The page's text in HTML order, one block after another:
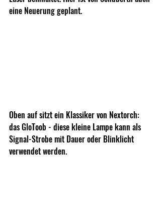
eine Neuerung geplant.
Oben auf sitzt ein Klassiker von Nextorch:
das GloToob - diese kleine Lampe kann als
Signal-Strobe mit Dauer oder Blinklicht
verwendet werden.